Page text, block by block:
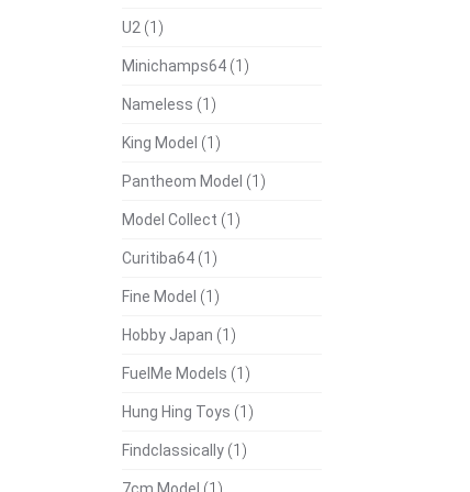
U2 (1)
Minichamps64 (1)
Nameless (1)
King Model (1)
Pantheom Model (1)
Model Collect (1)
Curitiba64 (1)
Fine Model (1)
Hobby Japan (1)
FuelMe Models (1)
Hung Hing Toys (1)
Findclassically (1)
7cm Model (1)